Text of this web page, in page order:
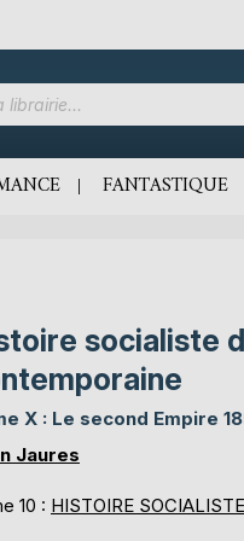
FANTASTIQUE
socialiste
X : Le second Empire
Jaures
10 : HISTOIRE SOCIALISTE